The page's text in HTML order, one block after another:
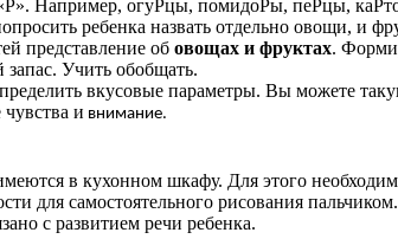
Например, огуРцы, помидоРы, пеРцы,
ребенка назвать отдельно овощи, и
представление об овощах и фруктах.
словарный
вкусовые параметры. Вы можете такую
и внимание.
в кухонном шкафу. Для этого
для самостоятельного рисования
с развитием речи ребенка.